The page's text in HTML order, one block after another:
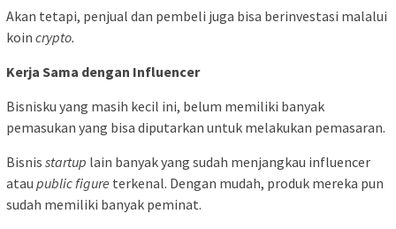
Akan tetapi, penjual dan pembeli juga bisa berinvestasi malalui
koin crypto.
Kerja Sama dengan Influencer
Bisnisku yang masih kecil ini, belum memiliki banyak
pemasukan yang bisa diputarkan untuk melakukan pemasaran.
Bisnis startup lain banyak yang sudah menjangkau influencer
atau public figure terkenal. Dengan mudah, produk mereka pun
sudah memiliki banyak peminat.